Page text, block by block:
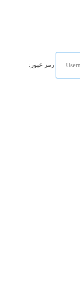
رمز عبور: